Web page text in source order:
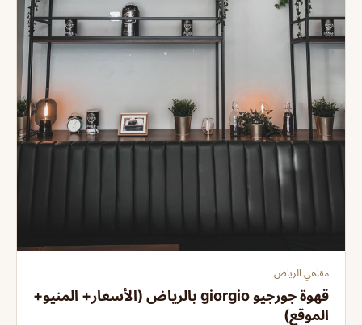
مقاهي الرياض
قهوة جورجيو giorgio بالرياض (الأسعار+ المنيو+
الموقع)